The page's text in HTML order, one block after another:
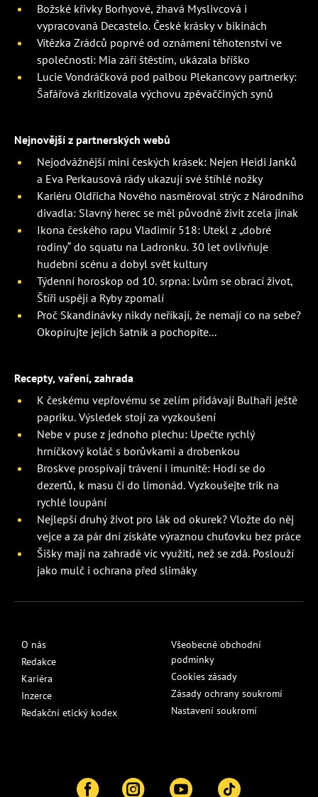
Božské křivky Borhyové, žhavá Myslivcová i
vypracovaná Decastelo. České krásky v bikinách
Vítězka Zrádců poprvé od oznámení těhotenství ve
společnosti: Mia září štěstím, ukázala bříško
Lucie Vondráčková pod palbou Plekancovy partnerky:
Šafářová zkritizovala výchovu zpěvaččiných synů
Nejnovější z partnerských webů
Nejodvážnější mini českých krásek: Nejen Heidi Janků
a Eva Perkausová rády ukazují své štíhlé nožky
Kariéru Oldřicha Nového nasměroval strýc z Národního
divadla: Slavný herec se měl původně živit zcela jinak
Ikona českého rapu Vladimír 518: Utekl z „dobré
rodiny“ do squatu na Ladronku. 30 let ovlivňuje
hudební scénu a dobyl svět kultury
Týdenní horoskop od 10. srpna: Lvům se obrací život,
Štíři uspějí a Ryby zpomalí
Proč Skandinávky nikdy neříkají, že nemají co na sebe?
Okopírujte jejich šatník a pochopíte...
Recepty, vaření, zahrada
K českému vepřovému se zelím přidávají Bulhaři ještě
papriku. Výsledek stojí za vyzkoušení
Nebe v puse z jednoho plechu: Upečte rychlý
hrníčkový koláč s borůvkami a drobenkou
Broskve prospívají trávení i imunitě: Hodí se do
dezertů, k masu či do limonád. Vyzkoušejte trik na
rychlé loupání
Nejlepší druhý život pro lák od okurek? Vložte do něj
vejce a za pár dní získáte výraznou chuťovku bez práce
Šišky mají na zahradě víc využití, než se zdá. Poslouží
jako mulč i ochrana před slimáky
O nás
Redakce
Kariéra
Inzerce
Redakční etický kodex
Všeobecné obchodní
podmínky
Cookies zásady
Zásady ochrany soukromí
Nastavení soukromí